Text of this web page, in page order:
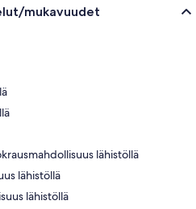
mukavuudet
lähistöllä
lähistöllä
lähistöllä